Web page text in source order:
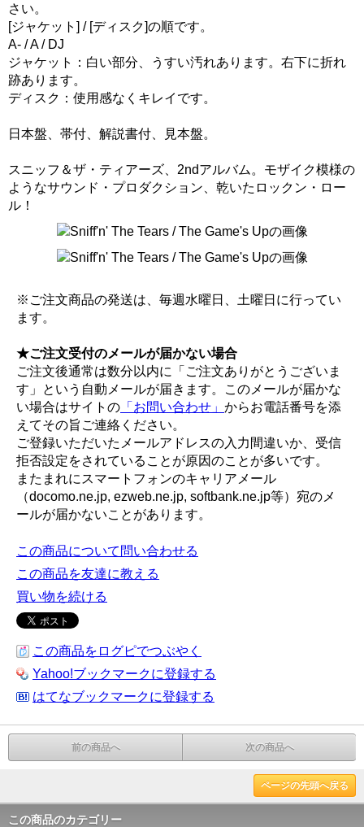
さい。
[ジャケット] / [ディスク]の順です。
A- / A / DJ
ジャケット：白い部分、うすい汚れあります。右下に折れ
跡あります。
ディスク：使用感なくキレイです。
日本盤、帯付、解説書付、見本盤。
スニッフ＆ザ・ティアーズ、2ndアルバム。モザイク模様の
ようなサウンド・プロダクション、乾いたロックン・ロー
ル！
※ご注文商品の発送は、毎週水曜日、土曜日に行ってい
ます。
★ご注文受付のメールが届かない場合
ご注文後通常は数分以内に「ご注文ありがとうございま
す」という自動メールが届きます。このメールが届かな
い場合はサイトの 「お問い合わせ」 からお電話番号を添
えてその旨ご連絡ください。
ご登録いただいたメールアドレスの入力間違いか、受信
拒否設定をされていることが原因のことが多いです。
またまれにスマートフォンのキャリアメール
（docomo.ne.jp, ezweb.ne.jp, softbank.ne.jp等）宛のメ
ールが届かないことがあります。
この商品について問い合わせる
この商品を友達に教える
買い物を続ける
この商品をログピでつぶやく
Yahoo!ブックマークに登録する
はてなブックマークに登録する
前の商品へ 次の商品へ
ページの先頭へ戻る
この商品のカテゴリー